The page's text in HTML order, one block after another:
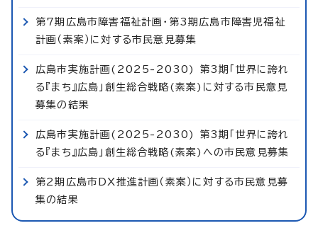
第7期広島市障害福祉計画・第3期広島市障害児福祉
計画（素案）に対する市民意見募集
広島市実施計画(2025-2030) 第3期「世界に誇れ
る『まち』広島」創生総合戦略(素案)に対する市民意見
募集の結果
広島市実施計画(2025-2030) 第3期「世界に誇れ
る『まち』広島」創生総合戦略(素案)への市民意見募集
第2期広島市DX推進計画（素案）に対する市民意見募
集の結果